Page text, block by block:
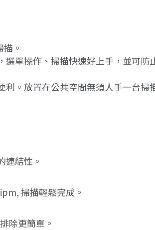
。
單操作、掃描快速好上手，並可防
。放置在公共空間無須人手一台掃
連結性。
掃描輕鬆完成。
除更簡單。